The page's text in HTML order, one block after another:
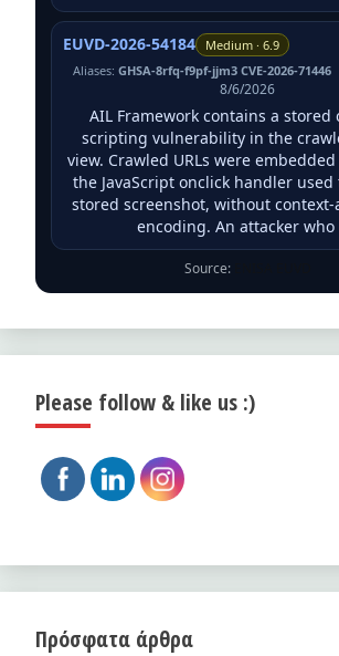
EUVD-2026-54184
Medium · 6.9
Aliases: GHSA-8rfq-f9pf-jjm3 CVE-2026-71446
8/6/2026
AIL Framework contains a stored
scripting vulnerability in the
view. Crawled URLs were
the JavaScript onclick handler used
stored screenshot, without
encoding. An attacker who
Source:
Please follow & like us :)
Πρόσφατα άρθρα